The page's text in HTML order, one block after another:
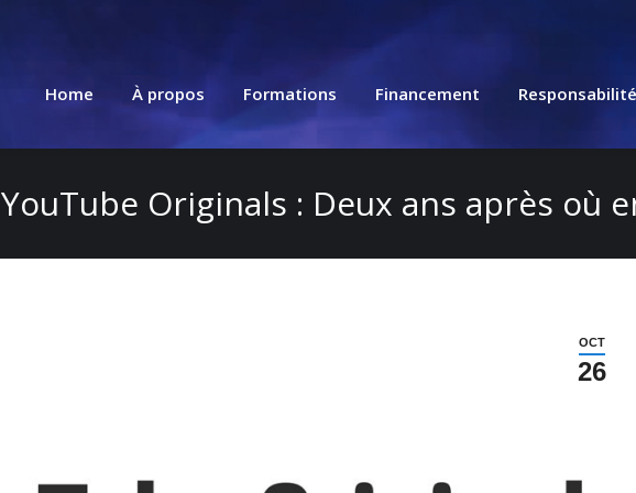
Home À propos Formations Financement Responsabilité
YouTube Originals : Deux ans après où
OCT
26